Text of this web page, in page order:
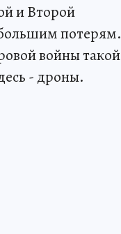
и Второй
потерям.
войны такой
- дроны.